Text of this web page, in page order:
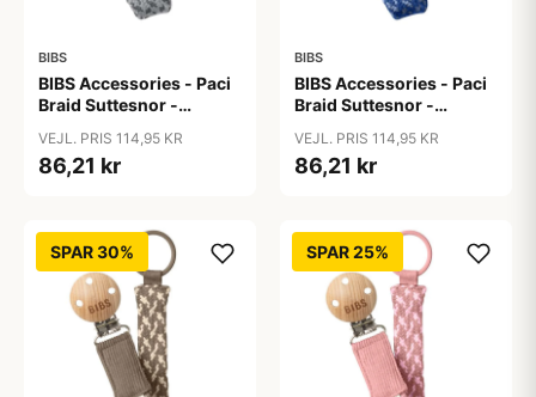
BIBS
BIBS Accessories - Paci
Braid Suttesnor -
VEJL. PRIS 114,95 KR
86,21 kr
BIBS
BIBS Accessories - Paci
Braid Suttesnor -
VEJL. PRIS 114,95 KR
86,21 kr
SPAR 30% SPAR 25%